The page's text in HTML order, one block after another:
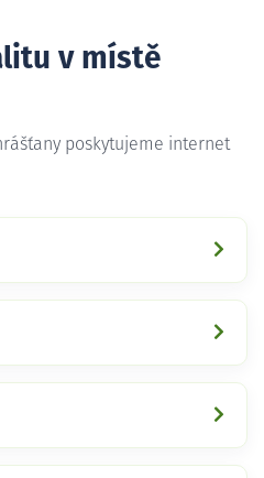
v místě
poskytujeme internet